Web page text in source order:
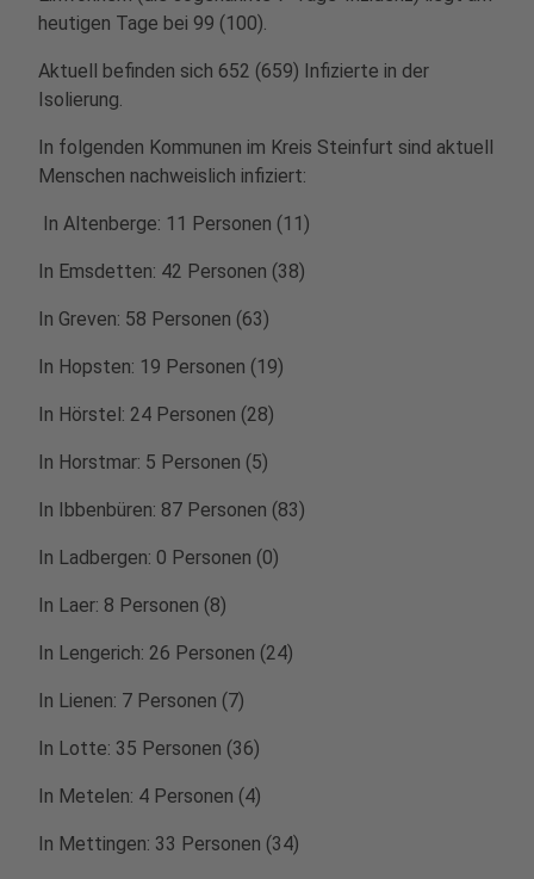
heutigen Tage bei 99 (100).
Aktuell befinden sich 652 (659) Infizierte in der
Isolierung.
In folgenden Kommunen im Kreis Steinfurt sind aktuell
Menschen nachweislich infiziert:
In Altenberge: 11 Personen (11)
In Emsdetten: 42 Personen (38)
In Greven: 58 Personen (63)
In Hopsten: 19 Personen (19)
In Hörstel: 24 Personen (28)
In Horstmar: 5 Personen (5)
In Ibbenbüren: 87 Personen (83)
In Ladbergen: 0 Personen (0)
In Laer: 8 Personen (8)
In Lengerich: 26 Personen (24)
In Lienen: 7 Personen (7)
In Lotte: 35 Personen (36)
In Metelen: 4 Personen (4)
In Mettingen: 33 Personen (34)